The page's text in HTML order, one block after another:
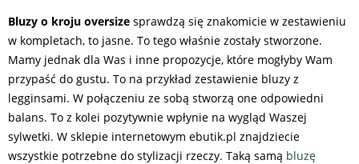
Bluzy o kroju oversize sprawdzą się znakomicie w zestawieniu
w kompletach, to jasne. To tego właśnie zostały stworzone.
Mamy jednak dla Was i inne propozycje, które mogłyby Wam
przypaść do gustu. To na przykład zestawienie bluzy z
legginsami. W połączeniu ze sobą stworzą one odpowiedni
balans. To z kolei pozytywnie wpłynie na wygląd Waszej
sylwetki. W sklepie internetowym ebutik.pl znajdziecie
wszystkie potrzebne do stylizacji rzeczy. Taką samą bluzę